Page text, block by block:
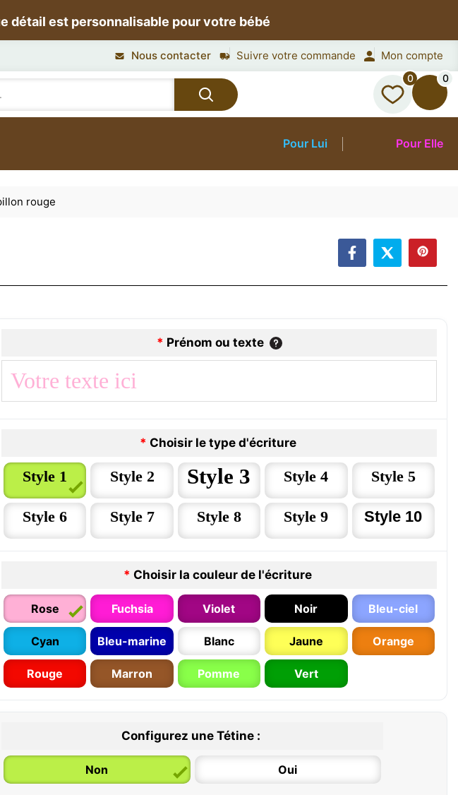
détail est personnalisable pour votre bébé
Nous contacter Suivre votre commande Mon compte
0 0
Pour Lui Pour Elle
rouge
* Prénom ou texte
* Choisir le type d'écriture
Style 1 Style 2 Style 3 Style 4 Style 5
Style 6 Style 7 Style 8 Style 9 Style 10
* Choisir la couleur de l'écriture
Rose Fuchsia Violet Noir Bleu-ciel
Cyan Bleu-marine Blanc Jaune Orange
Rouge Marron Pomme Vert
Configurez une Tétine :
Non Oui